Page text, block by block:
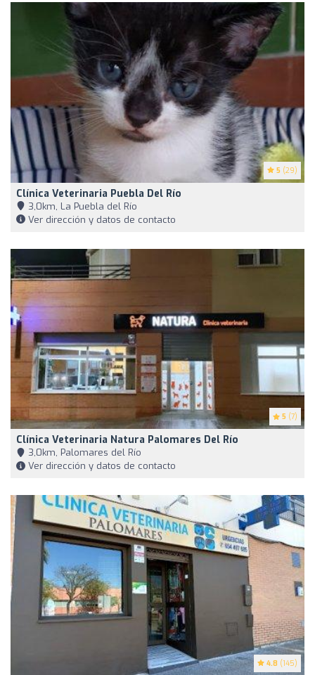
5 (29)
Clínica Veterinaria Puebla Del Río
3,0km, La Puebla del Río
Ver dirección y datos de contacto
5 (7)
Clínica Veterinaria Natura Palomares Del Río
3,0km, Palomares del Río
Ver dirección y datos de contacto
4.8 (145)